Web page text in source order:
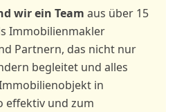
wir ein Team aus über 15
Immobilienmakler
Partnern, das nicht nur
begleitet und alles
in
effektiv und zum